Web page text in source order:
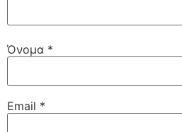
Όνομα *
Email *